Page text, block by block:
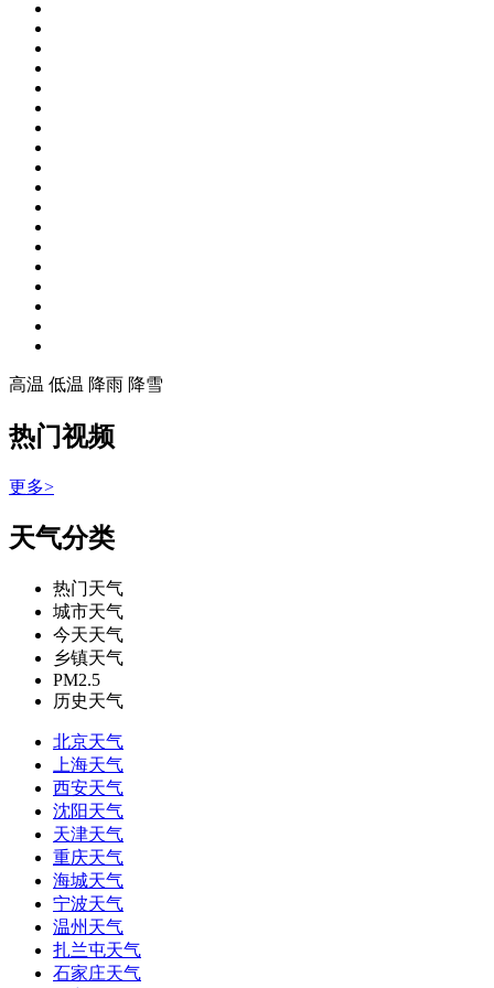
高温 低温 降雨 降雪
热门视频
更多>
天气分类
热门天气
城市天气
今天天气
乡镇天气
PM2.5
历史天气
北京天气
上海天气
西安天气
沈阳天气
天津天气
重庆天气
海城天气
宁波天气
温州天气
扎兰屯天气
石家庄天气